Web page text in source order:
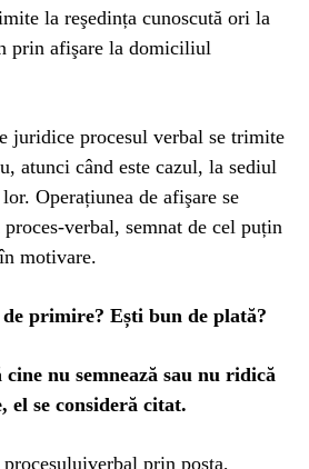
la reşedința cunoscută ori la
prin afişare la domiciliul
juridice procesul verbal se trimite
atunci când este cazul, la sediul
Operațiunea de afişare se
verbal, semnat de cel puțin
motivare.
primire? Ești bun de plată?
cine nu semnează sau nu ridică
el se consideră citat.
prin posta,